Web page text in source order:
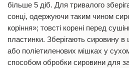
більше 5 діб. Для тривалого
сонці, одержуючи таким чином
коріння»; товсті корені перед
пластинки. Зберігають сировину в
або поліетиленових мішках у
способом обробки сировини для